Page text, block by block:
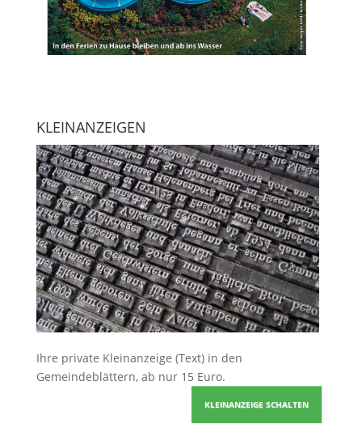
KLEINANZEIGEN
Ihre private Kleinanzeige (Text) in den
Gemeindeblättern, ab nur 15 Euro.
KLEINANZEIGE SCHALTEN